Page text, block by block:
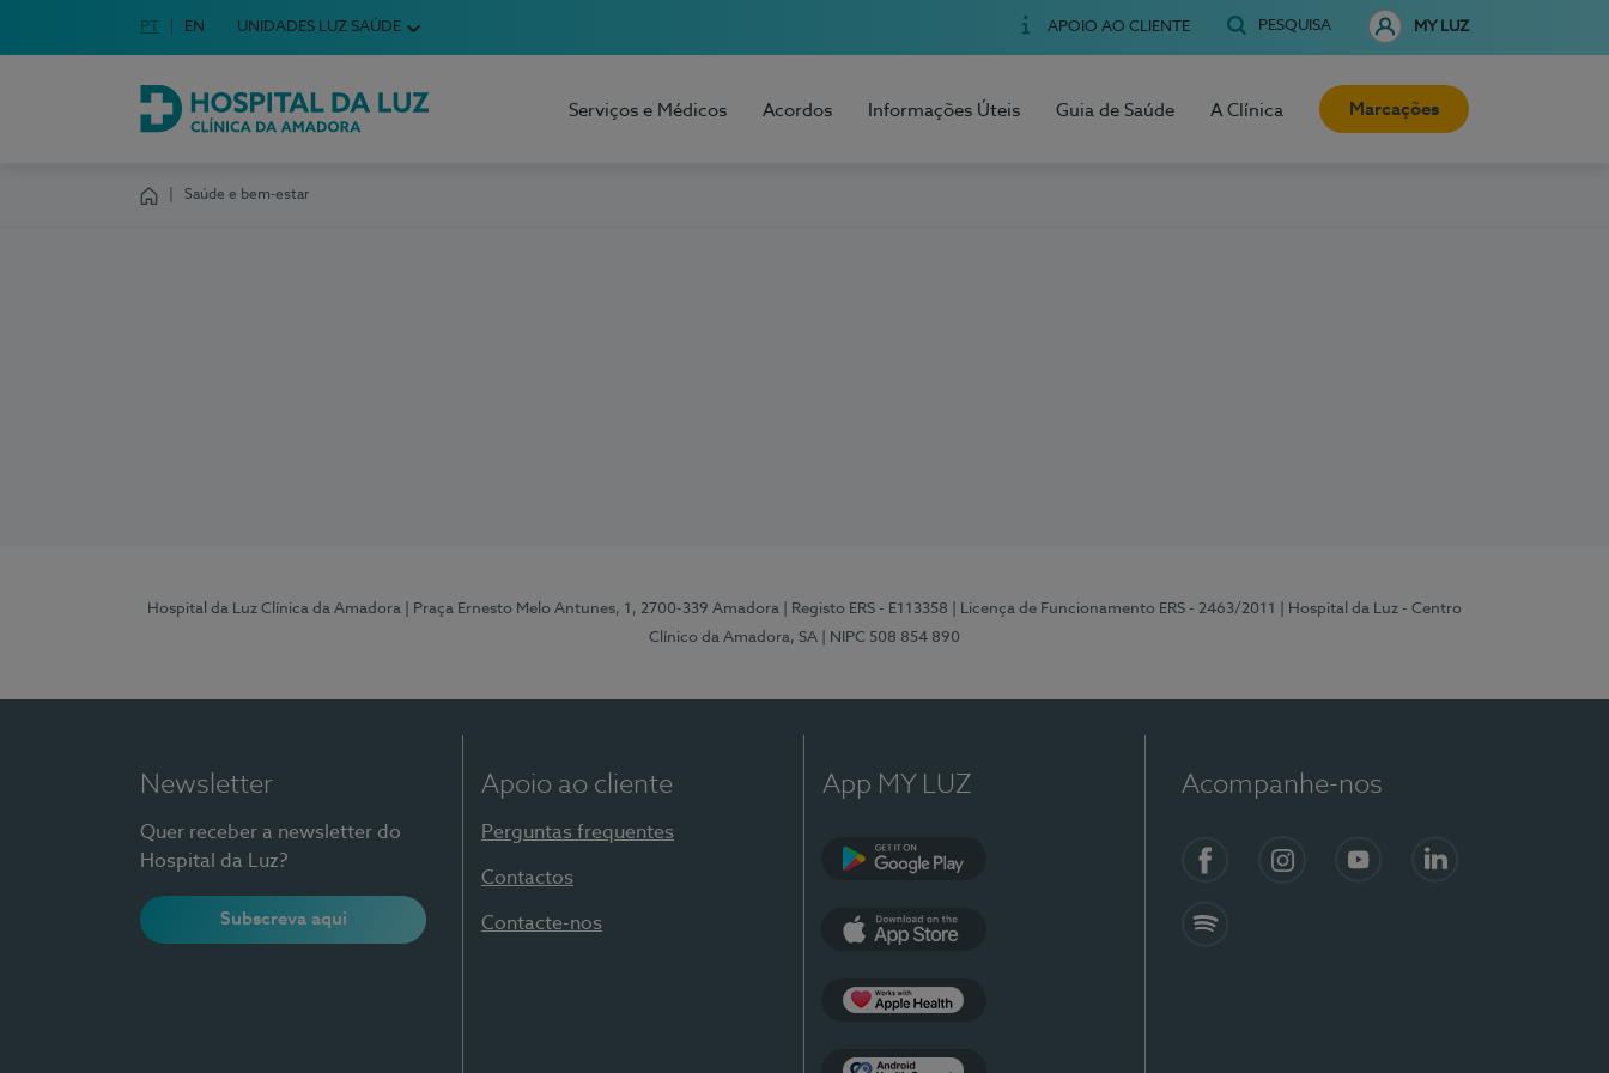
Escolha o seu idioma
Idioma em Português
PT English Language
EN UNIDADES LUZ SAÚDE APOIO AO CLIENTE PESQUISA MY LUZ
Hospital da Luz Clínica da Amadora
Serviços e Médicos Acordos Informações Úteis Guia de Saúde A Clínica Marcações
Saúde e bem-estar
Hospital da Luz Clínica da Amadora | Praça Ernesto Melo Antunes, 1, 2700-339 Amadora | Registo ERS - E113358 | Licença de Funcionamento ERS - 2463/2011
| Hospital da Luz - Centro
Clínico da Amadora, SA
| NIPC 508 854 890
Newsletter
Quer receber a newsletter do
Hospital da Luz?
Subscreva aqui
Apoio ao cliente
Perguntas frequentes
Contactos
Contacte-nos
App MY LUZ Acompanhe-nos